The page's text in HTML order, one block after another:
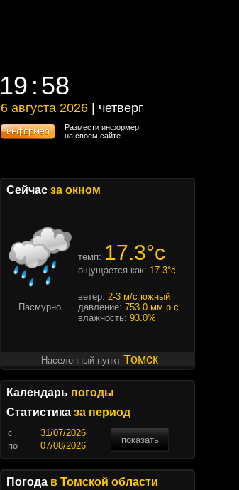
19 58
19 58
6 августа 2026 | четверг
6 августа 2026 | четверг
Размести информер
на своем сайте
Сейчас за окном
темп: 17.3°c
ощущается как: 17.3°c
Пасмурно
ветер: 2-3 м/с южный
давление: 753.0 мм.р.с.
влажность: 93.0%
Населенный пункт Томск
Календарь погоды
Статистика за период
c
показать
по
Погода в Томской области